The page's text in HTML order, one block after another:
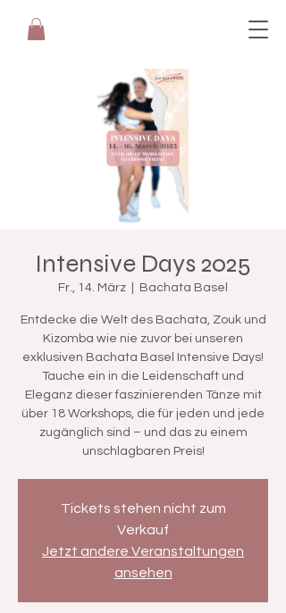
Intensive Days 2025
Fr., 14. März Bachata Basel
Entdecke die Welt des Bachata, Zouk und
Kizomba wie nie zuvor bei unseren
exklusiven Bachata Basel Intensive Days!
Tauche ein in die Leidenschaft und
Eleganz dieser faszinierenden Tänze mit
über 18 Workshops, die für jeden und jede
zugänglich sind – und das zu einem
Tickets stehen nicht zum
Verkauf
Jetzt andere Veranstaltungen
ansehen